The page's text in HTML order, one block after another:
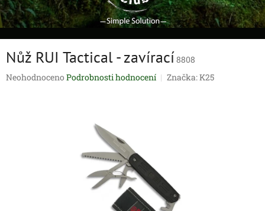
Nůž RUI Tactical - zavírací8808
Průměrné
Neohodnoceno Podrobnosti hodnocení Značka:K25